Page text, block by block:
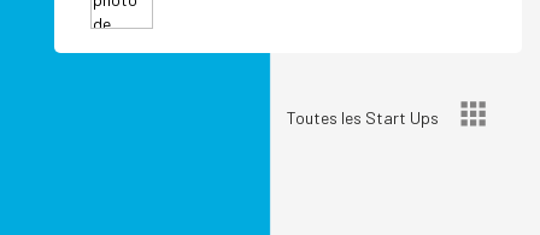
Toutes les Start Ups